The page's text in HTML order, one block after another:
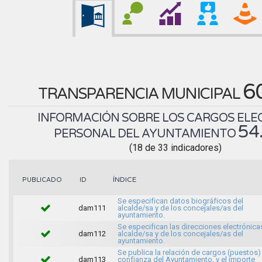
TRANSPARENCIA MUNICIPAL
INFORMACIÓN SOBRE LOS CARGOS
PERSONAL DEL AYUNTAMIENTO
(18 de 33 indicadores)
PUBLICADO ID ÍNDICE
dam111
Se especifican datos biográficos del
alcalde/sa y de los concejales/as del
ayuntamiento.
dam112
Se especifican las direcciones
alcalde/sa y de los concejales/as del
ayuntamiento.
dam113
Se publica la relación de cargos
confianza del Ayuntamiento, y el importe